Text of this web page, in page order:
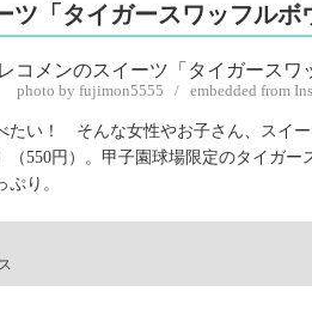
ツ「タイガースワッフルボ
photo by fujimon5555 / embedded from
たい！ そんな女性やお子さん、スイ
（550円）。甲子園球場限定のタイガ
り。